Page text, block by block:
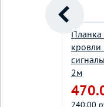
Планка
кровли
2м
240.00